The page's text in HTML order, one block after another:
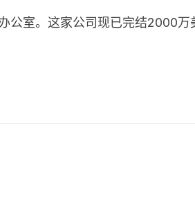
公室。这家公司现已完结2000